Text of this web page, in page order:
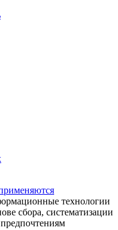
технологии
сбора, систематизации